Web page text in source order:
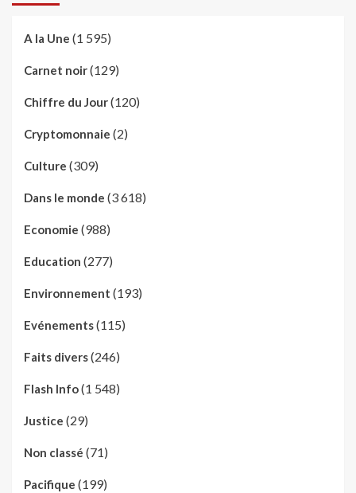
A la Une (1 595)
Carnet noir(129)
Chiffre du Jour(120)
Cryptomonnaie (2)
Culture (309)
Dans le monde (3 618)
Economie (988)
Education (277)
Environnement (193)
Evénements(115)
Faits divers(246)
Flash Info(1 548)
Justice (29)
Non classé (71)
Pacifique (199)